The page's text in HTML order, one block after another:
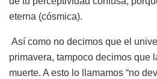
eterna (cósmica).
Así como no decimos que el
primavera, tampoco decimos que
muerte. A esto lo llamamos “no